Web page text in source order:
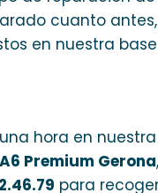
cuanto
en nuestra
hora en
Premium Gerona
para